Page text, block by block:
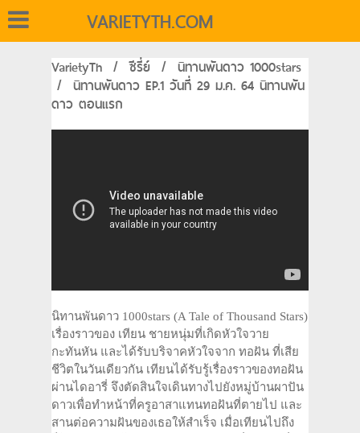
VARIETYTH.COM
VarietyTh / ซีรี่ย์ / นิทานพันดาว 1000stars
/ นิทานพันดาว EP.1 วันที่ 29 ม.ค. 64 นิทานพัน
ดาว ตอนแรก
นิทานพันดาว 1000stars (A Tale of Thousand Stars)
เรื่องราวของ เทียน ชายหนุ่มที่เกิดหัวใจวาย
กะทันหัน และได้รับบริจาคหัวใจจาก ทอฝัน ที่เสีย
ชีวิตในวันเดียวกัน เทียนได้รับรู้เรื่องราวของทอฝัน
ผ่านไดอารี่ จึงตัดสินใจเดินทางไปยังหมู่บ้านผาปัน
ดาวเพื่อทำหน้าที่ครูอาสาแทนทอฝันที่ตายไป และ
สานต่อความฝันของเธอให้สำเร็จ เมื่อเทียนไปถึง